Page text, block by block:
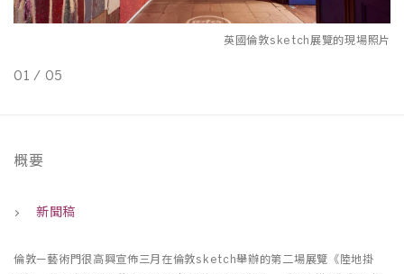
英國倫敦sketch展覽的現場照片
01 / 05
概要
新聞稿
倫敦—藝術門很高興宣佈三月在倫敦sketch舉辦的第二場展覽《陸地掛